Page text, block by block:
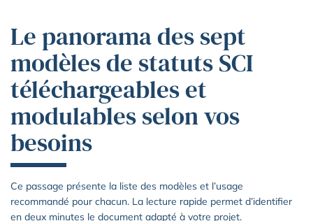
Le panorama des sept
modèles de statuts SCI
téléchargeables et
modulables selon vos
besoins
Ce passage présente la liste des modèles et l’usage
recommandé pour chacun. La lecture rapide permet d’identifier
en deux minutes le document adapté à votre projet.